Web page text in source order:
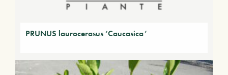
PRUNUS laurocerasus ‘Caucasica’